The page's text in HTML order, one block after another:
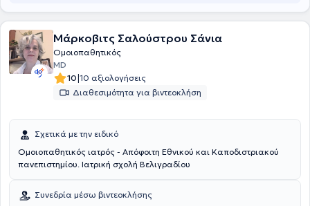
Μάρκοβιτς Σαλούστρου Σάνια
Ομοιοπαθητικός
MD
10|10 αξιολογήσεις
Διαθεσιμότητα για βιντεοκλήση
Σχετικά με την ειδικό
Ομοιοπαθητικός ιατρός - Απόφοιτη Εθνικού και Καποδιστριακού
πανεπιστημίου. Ιατρική σχολή Βελιγραδίου
Συνεδρία μέσω βιντεοκλήσης